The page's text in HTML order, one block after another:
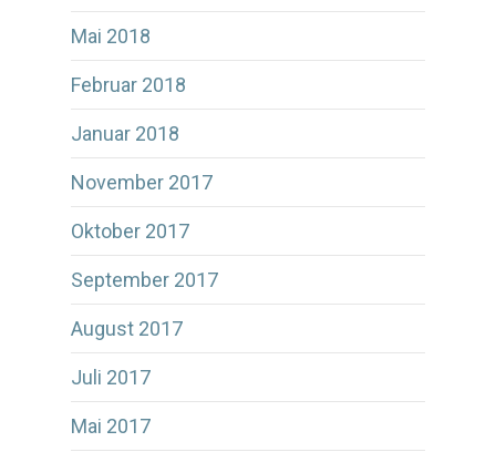
Mai 2018
Februar 2018
Januar 2018
November 2017
Oktober 2017
September 2017
August 2017
Juli 2017
Mai 2017